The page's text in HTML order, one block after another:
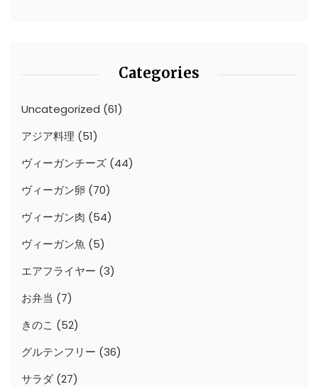
Categories
Uncategorized (61)
アジア料理 (51)
ヴィーガンチーズ (44)
ヴィーガン卵 (70)
ヴィーガン肉 (54)
ヴィーガン魚 (5)
エアフライヤー (3)
お弁当 (7)
きのこ (52)
グルテンフリー (36)
サラダ (27)